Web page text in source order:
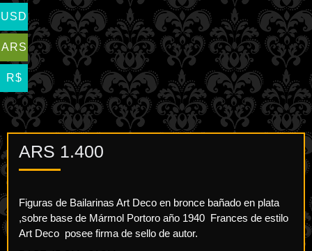
ARS 1.400
Figuras de Bailarinas Art Deco en bronce bañado en plata
,sobre base de Mármol Portoro año 1940 Frances de estilo
Art Deco posee firma de sello de autor.
USD
ARS
R$